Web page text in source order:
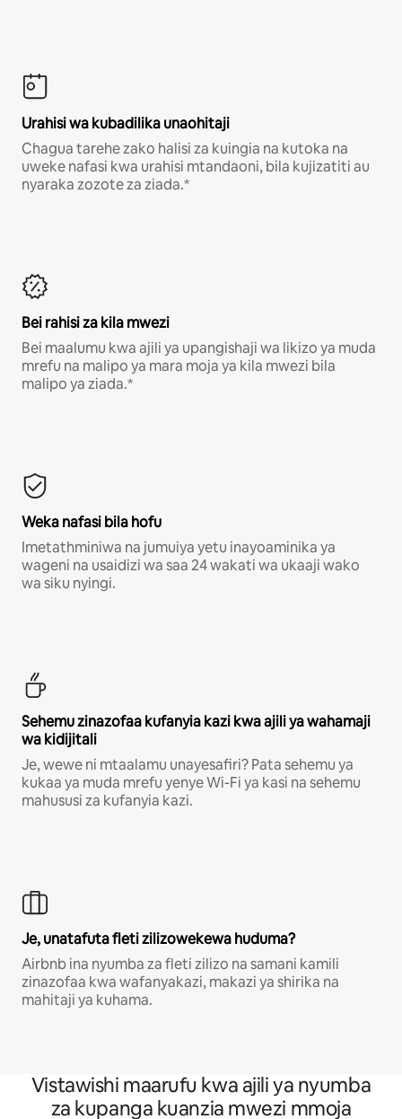
Urahisi wa kubadilika unaohitaji
Chagua tarehe zako halisi za kuingia na kutoka na
uweke nafasi kwa urahisi mtandaoni, bila kujizatiti au
nyaraka zozote za ziada.*
Bei rahisi za kila mwezi
Bei maalumu kwa ajili ya upangishaji wa likizo ya muda
mrefu na malipo ya mara moja ya kila mwezi bila
malipo ya ziada.*
Weka nafasi bila hofu
Imetathminiwa na jumuiya yetu inayoaminika ya
wageni na usaidizi wa saa 24 wakati wa ukaaji wako
wa siku nyingi.
Sehemu zinazofaa kufanyia kazi kwa ajili ya wahamaji
wa kidijitali
Je, wewe ni mtaalamu unayesafiri? Pata sehemu ya
kukaa ya muda mrefu yenye Wi-Fi ya kasi na sehemu
mahususi za kufanyia kazi.
Je, unatafuta fleti zilizowekewa huduma?
Airbnb ina nyumba za fleti zilizo na samani kamili
zinazofaa kwa wafanyakazi, makazi ya shirika na
mahitaji ya kuhama.
Vistawishi maarufu kwa ajili ya nyumba
za kupanga kuanzia mwezi mmoja